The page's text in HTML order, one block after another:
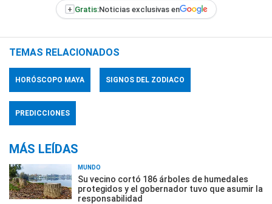
+ Gratis:Noticias exclusivas en
TEMAS RELACIONADOS
HORÓSCOPO MAYA SIGNOS DEL ZODIACO
PREDICCIONES
MÁS LEÍDAS
MUNDO
Su vecino cortó 186 árboles de humedales
protegidos y el gobernador tuvo que asumir la
responsabilidad